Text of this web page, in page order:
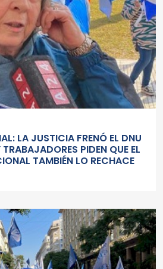
LA JUSTICIA FRENÓ EL DNU
PIDEN QUE EL
TAMBIÉN LO RECHACE